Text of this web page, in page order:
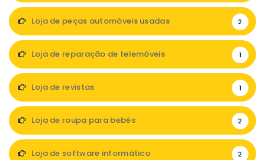
Loja de peças automóveis usadas 2
Loja de reparação de telemóveis 1
Loja de revistas 1
Loja de roupa para bebés 2
Loja de software informático 2